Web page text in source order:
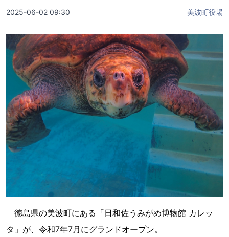
2025-06-02 09:30 美波町役場
徳島県の美波町にある「日和佐うみがめ博物館 カレッ
タ」が、令和7年7月にグランドオープン。